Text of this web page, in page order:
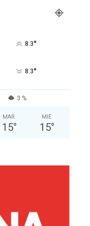
8.3°
8.3°
3 %
MAR
15°
MIÉ
15°